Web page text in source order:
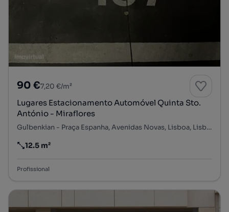
90 €7,20 €/m²
Lugares Estacionamento Automóvel Quinta Sto.
António - Miraflores
Gulbenkian - Praça Espanha, Avenidas Novas, Lisboa, Lisboa
Preço por metro quadrado
12.5 m²
Profissional